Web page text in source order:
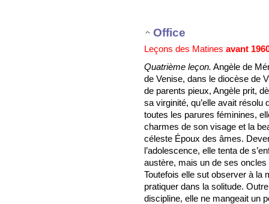
Office
Leçons des Matines avant
Quatrième leçon. Angèle de
de Venise, dans le diocèse de
de parents pieux, Angèle prit,
sa virginité, qu’elle avait
toutes les parures féminines,
charmes de son visage et la
céleste Époux des âmes.
l’adolescence, elle tenta de
austère, mais un de ses
Toutefois elle sut observer à la
pratiquer dans la solitude.
discipline, elle ne mangeait un